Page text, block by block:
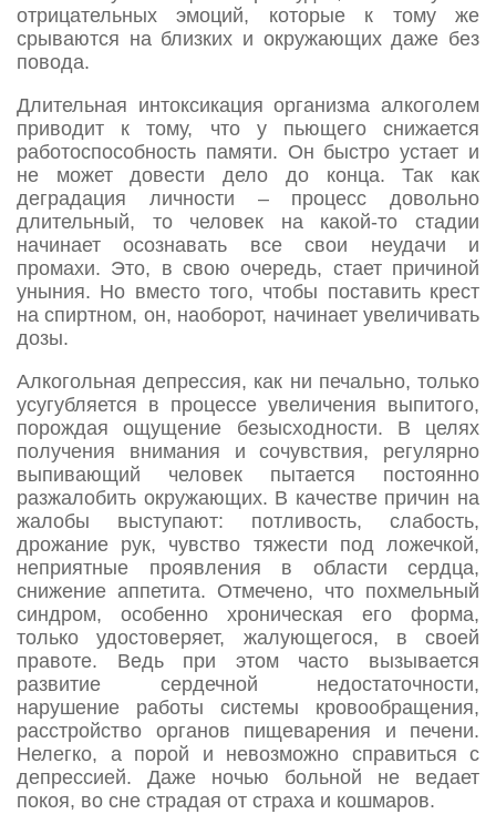
отрицательных эмоций, которые к тому же
срываются на близких и окружающих даже без
повода.
Длительная интоксикация организма алкоголем
приводит к тому, что у пьющего снижается
работоспособность памяти. Он быстро устает и
не может довести дело до конца. Так как
деградация личности – процесс довольно
длительный, то человек на какой-то стадии
начинает осознавать все свои неудачи и
промахи. Это, в свою очередь, стает причиной
уныния. Но вместо того, чтобы поставить крест
на спиртном, он, наоборот, начинает увеличивать
дозы.
Алкогольная депрессия, как ни печально, только
усугубляется в процессе увеличения выпитого,
порождая ощущение безысходности. В целях
получения внимания и сочувствия, регулярно
выпивающий человек пытается постоянно
разжалобить окружающих. В качестве причин на
жалобы выступают: потливость, слабость,
дрожание рук, чувство тяжести под ложечкой,
неприятные проявления в области сердца,
снижение аппетита. Отмечено, что похмельный
синдром, особенно хроническая его форма,
только удостоверяет, жалующегося, в своей
правоте. Ведь при этом часто вызывается
развитие сердечной недостаточности,
нарушение работы системы кровообращения,
расстройство органов пищеварения и печени.
Нелегко, а порой и невозможно справиться с
депрессией. Даже ночью больной не ведает
покоя, во сне страдая от страха и кошмаров.